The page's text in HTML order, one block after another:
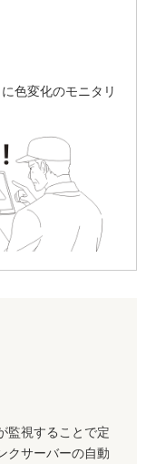
色変化のモニタリ
監視することで定
クサーバーの自動